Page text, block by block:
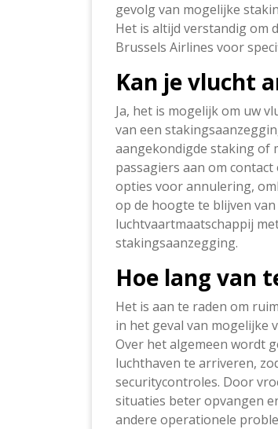
gevolg van mogelijke
Het is altijd verstandig om
Brussels Airlines voor
Kan je vlucht
Ja, het is mogelijk om uw
van een
aangekondigde staking of
passagiers aan om
opties voor annulering,
op de hoogte te blijven
luchtvaartmaatschappij
stakingsaanzegging.
Hoe lang van
Het is aan te raden om
in het geval van mogelijke
Over het algemeen wordt
luchthaven te arriveren,
securitycontroles. Door
situaties beter opvangen
andere operationele